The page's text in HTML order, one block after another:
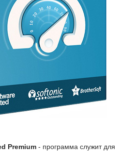
Premium - программа служит для